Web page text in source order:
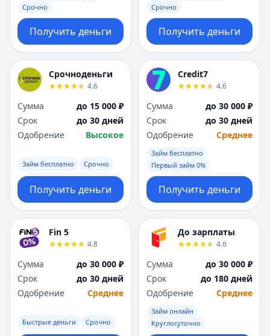
Срочно
Получить деньги
Срочно
Получить деньги
Срочноденьги
4.6
Сумма
до 15 000 ₽
Срок
до 30 дней
Одобрение
Высокое
Займ бесплатно Срочно
Получить деньги
Credit7
4.6
Сумма
до 30 000 ₽
Срок
до 30 дней
Одобрение
Среднее
Займ бесплатно
Первый займ 0%
Получить деньги
Fin 5
4.8
Сумма
до 30 000 ₽
Срок
до 30 дней
Одобрение
Среднее
Быстрые деньги Срочно
До зарплаты
4.6
Сумма
до 30 000 ₽
Срок
до 180 дней
Одобрение
Среднее
Займ онлайн
Круглосуточно